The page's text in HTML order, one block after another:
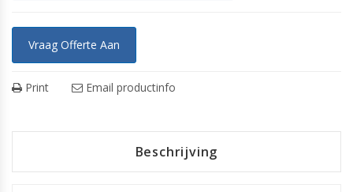
Vraag Offerte Aan
Print Email productinfo
Beschrijving